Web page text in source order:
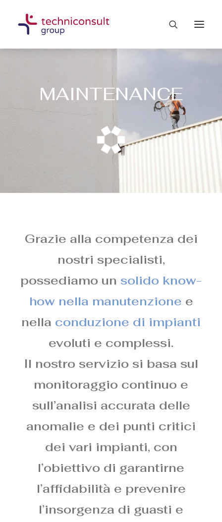
MAINTENANCE
Grazie alla competenza dei
nostri specialisti,
possediamo un solido know-
how nella manutenzione e
nella conduzione di impianti
evoluti e complessi.
Il nostro servizio si basa sul
monitoraggio continuo e
sull’analisi accurata delle
anomalie e dei punti critici
dei vari impianti, con
l’obiettivo di garantirne
l’affidabilità e prevenire
l’insorgenza di guasti e